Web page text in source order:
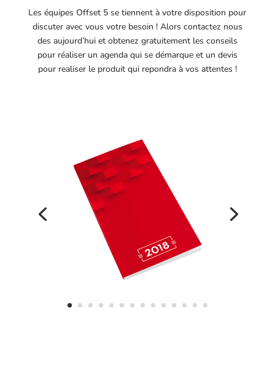
Les équipes Offset 5 se tiennent à votre disposition pour
discuter avec vous votre besoin ! Alors contactez nous
des aujourd’hui et obtenez gratuitement les conseils
pour réaliser un agenda qui se démarque et un devis
pour realiser le produit qui repondra à vos attentes !